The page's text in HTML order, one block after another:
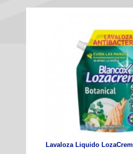
Lavaloza Liquido